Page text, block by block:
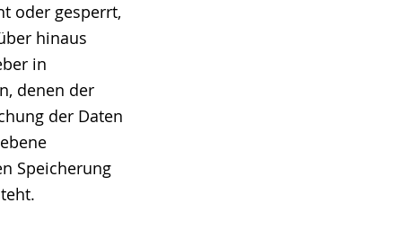
oder gesperrt,
hinaus
in
denen der
der Daten
Speicherung